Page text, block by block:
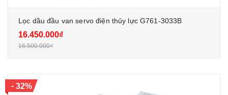
Lọc dầu đầu van servo điện thủy lực G761-3033B
16.450.000₫
16.500.000₫
-32%